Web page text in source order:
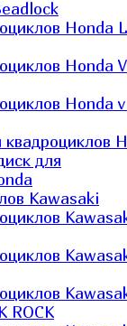
Honda
Honda
Honda
для
Kawasaki
ROCK